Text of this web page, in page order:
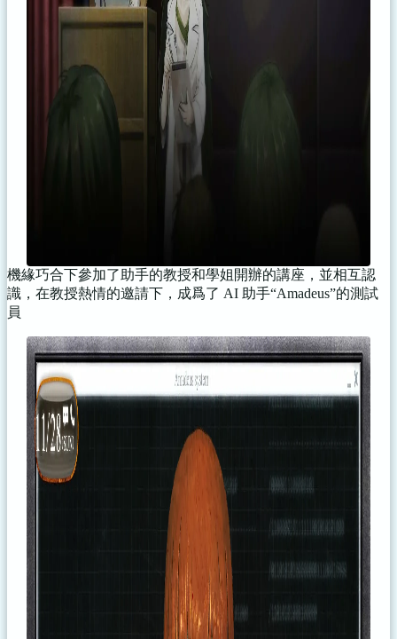
機緣巧合下參加了助手的教授和學姐開辦的講座，並相互認
識，在教授熱情的邀請下，成爲了 AI 助手“Amadeus”的測試
員